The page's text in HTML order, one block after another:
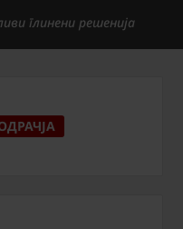
глинени решенија